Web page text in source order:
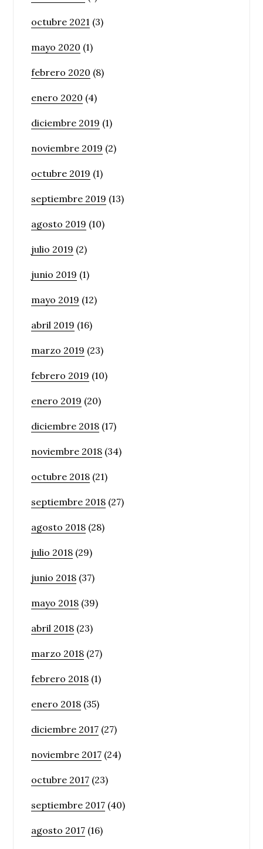
octubre 2021 (3)
mayo 2020 (1)
febrero 2020 (8)
enero 2020 (4)
diciembre 2019 (1)
noviembre 2019 (2)
octubre 2019 (1)
septiembre 2019 (13)
agosto 2019 (10)
julio 2019 (2)
junio 2019 (1)
mayo 2019 (12)
abril 2019 (16)
marzo 2019 (23)
febrero 2019 (10)
enero 2019 (20)
diciembre 2018 (17)
noviembre 2018 (34)
octubre 2018 (21)
septiembre 2018 (27)
agosto 2018 (28)
julio 2018 (29)
junio 2018 (37)
mayo 2018 (39)
abril 2018 (23)
marzo 2018 (27)
febrero 2018 (1)
enero 2018 (35)
diciembre 2017 (27)
noviembre 2017 (24)
octubre 2017 (23)
septiembre 2017 (40)
agosto 2017 (16)